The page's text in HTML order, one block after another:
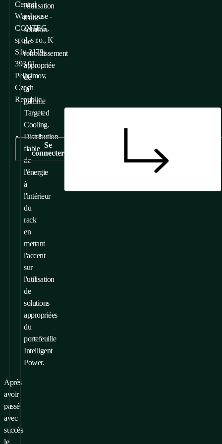
l'utilisation
d'une
solution
de
refroidissement
appropriée
de
la
gamme
Targeted
Cooling.
Distribution
fiable
de
l'énergie
à
l'intérieur
du
rack
en
mettant
l'accent
sur
l'utilisation
de
solutions
appropriées
du
portefeuille
Intelligent
Power.
Après
avoir
passé
avec
succès
le
Central
Warehouse -
CONTEG,
spol. s r.o., K
Silu 2179,
393 01
Pelhrimov,
Czech
Republic
Se
connecter